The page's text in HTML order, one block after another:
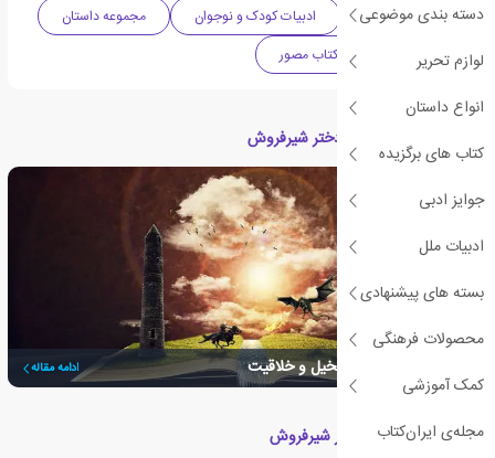
دسته بندی موضوعی
لوازم تحریر
انواع داستان
کتاب های برگزیده
جوایز ادبی
ادبیات ملل
بسته های پیشنهادی
محصولات فرهنگی
کمک آموزشی
مجله‌ی ایران‌کتاب
ادبیات داستانی
ادبیات کودک و نوجوان
مجموعه داستان
کتاب کودک
کتاب مصور
مقالات مرتبط با کتاب دختر شیرفروش
ژانر فانتزی، پرورشگاه تخیل و خلاقیت ادامه مقاله
کتاب های مرتبط با دختر شیرفروش